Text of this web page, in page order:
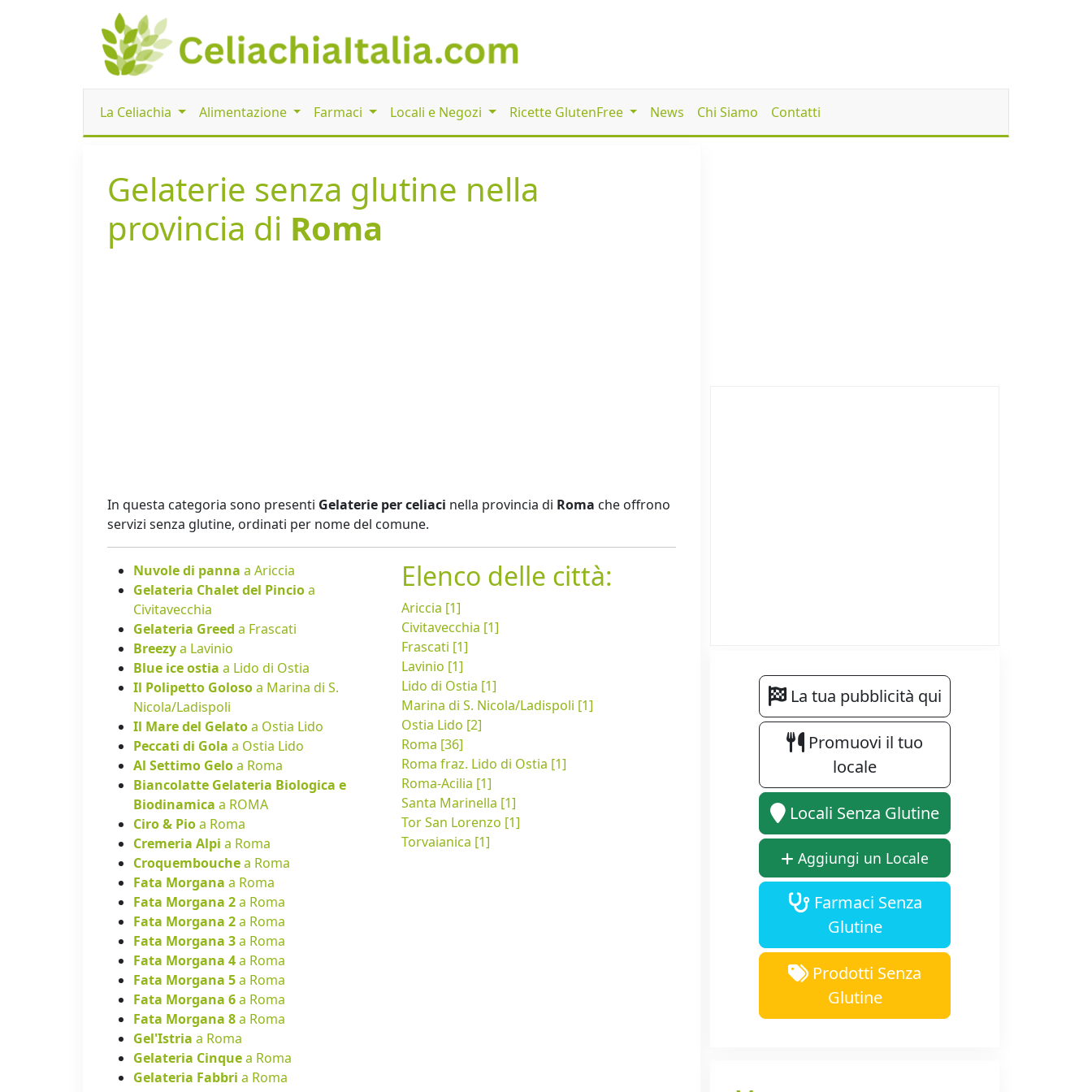
La Celiachia Alimentazione Farmaci Locali e Negozi Ricette GlutenFree News Chi Siamo Contatti
Gelaterie senza glutine nella
provincia di Roma
In questa categoria sono presenti Gelaterie per celiaci nella provincia di Roma che offrono
servizi senza glutine, ordinati per nome del comune.
Nuvole di panna a Ariccia
Gelateria Chalet del Pincioa
Civitavecchia
Gelateria Greed a Frascati
Breezya Lavinio
Blue ice ostia a Lido di Ostia
Il Polipetto Golosoa Marina di S.
Nicola/Ladispoli
Il Mare del Gelatoa Ostia Lido
Peccati di Gola a Ostia Lido
Al Settimo Geloa Roma
Biancolatte Gelateria Biologica e
Biodinamica a ROMA
Ciro & Pioa Roma
Cremeria Alpi a Roma
Croquembouchea Roma
Fata Morgana a Roma
Fata Morgana 2a Roma
Fata Morgana 2a Roma
Fata Morgana 3a Roma
Fata Morgana 4a Roma
Fata Morgana 5a Roma
Fata Morgana 6a Roma
Fata Morgana 8a Roma
Gel'Istria a Roma
Gelateria Cinquea Roma
Gelateria Fabbri a Roma
Elenco delle città:
Ariccia [1]
Civitavecchia [1]
Frascati [1]
Lavinio [1]
Lido di Ostia [1]
Marina di S. Nicola/Ladispoli [1]
Ostia Lido [2]
Roma [36]
Roma fraz. Lido di Ostia [1]
Roma-Acilia [1]
Santa Marinella [1]
Tor San Lorenzo [1]
Torvaianica [1]
La tua pubblicità qui
Promuovi il tuo
locale
Locali Senza Glutine
Aggiungi un Locale
Farmaci Senza
Glutine
Prodotti Senza
Glutine